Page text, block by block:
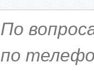
По
по